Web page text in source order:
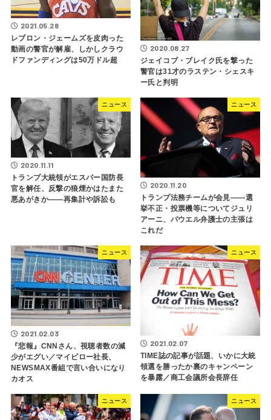
2021.05.28
レブロン・ジェームズを皮肉った
動画の警官が解雇、しかしクラウ
ドファンディングは50万ドル超
2020.08.27
ジェイコブ・ブレイク氏を撃った
警官は31才のラステン・シェスキ
ー氏と判明
ニュース
2020.11.11
トランプ大統領がエスパー国防長
官を解任、反撃の狼煙かはたまた
悪あがきか――再集計や訴訟も
ニュース
2020.11.20
トランプ法務チームが会見――選
挙不正・投票機等についてジュリ
アーニ、パウエル弁護士の主張は
これだ
ニュース
2021.02.03
『悲報』CNNさん、視聴者数の減
少がエグい／マイピロー社長、
NEWSMAX番組で言い合いになり
カオス
ニュース
2021.02.07
TIME誌の記事が話題、いかに大統
領選を勝ったか裏のキャンペーン
を暴露／商工会議所会長辞任
ニュース ニュース